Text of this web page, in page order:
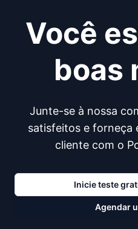
Você
boas
Junte-se à nossa
satisfeitos e forneça
cliente com o
Inicie teste
Agendar